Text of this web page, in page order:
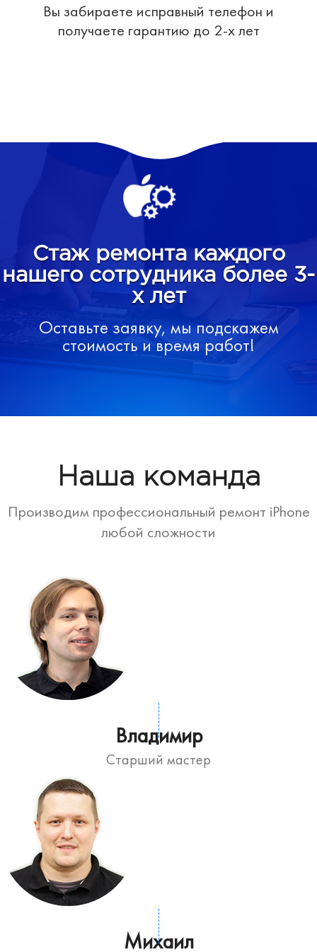
Вы забираете исправный телефон и
получаете гарантию до 2-х лет
Стаж ремонта каждого
нашего сотрудника более 3-
х лет
Оставьте заявку, мы подскажем
стоимость и время работ!
Наша команда
Производим профессиональный ремонт iPhone
любой сложности
Владимир
Старший мастер
Михаил